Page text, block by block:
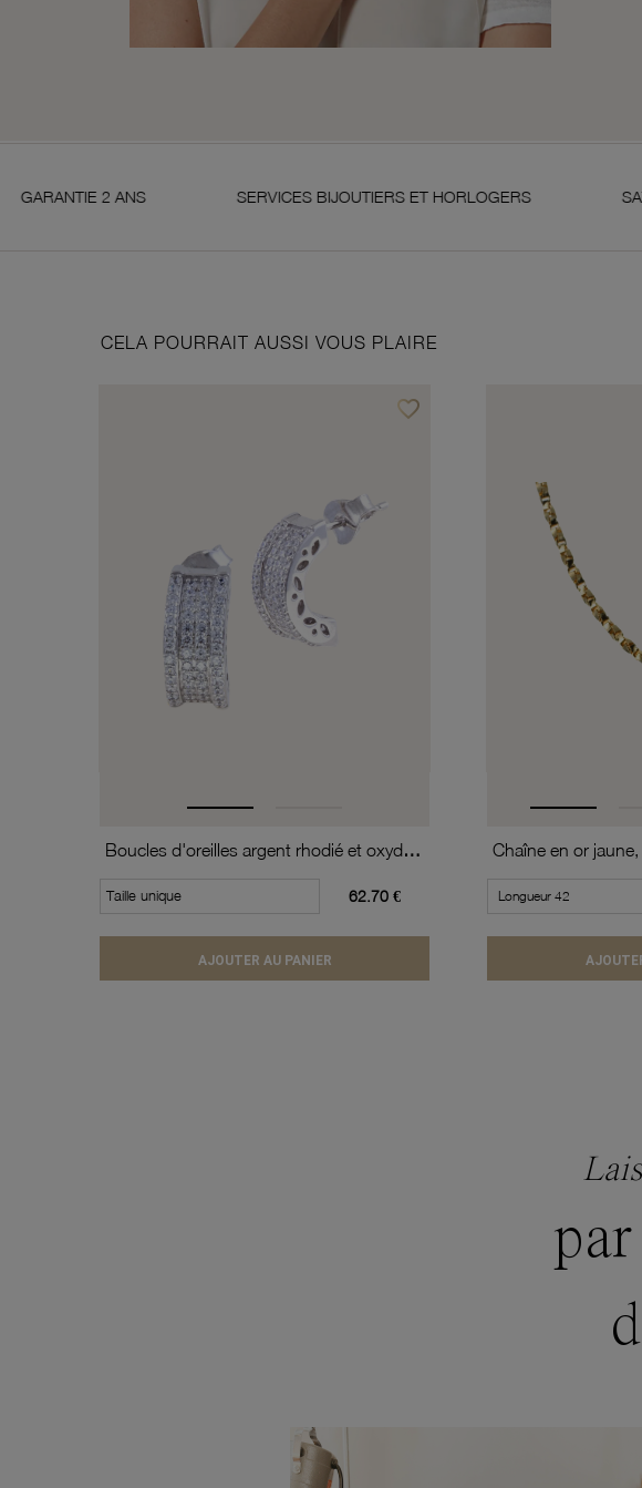
ANS SERVICES BIJOUTIERS ET HORLOGERS SATISFAIT OU
CELA POURRAIT AUSSI VOUS PLAIRE
favorite_borderAjouter à vos favoris
Boucles d'oreilles argent rhodié et oxydes de zirconium
Taille unique 62.70 €
AJOUTER AU PANIER